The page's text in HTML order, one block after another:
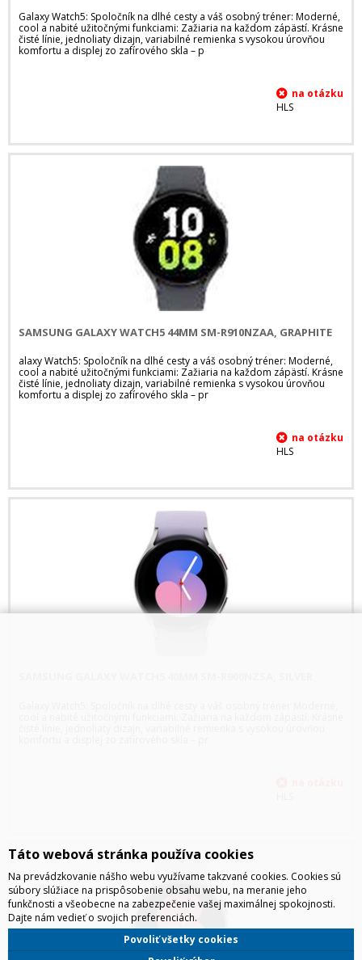
Galaxy Watch5: Spoločník na dlhé cesty a váš osobný tréner: Moderné,
cool a nabité užitočnými funkciami: Zažiaria na každom zápästí. Krásne
čisté línie, jednoliaty dizajn, variabilné remienka s vysokou úrovňou
komfortu a displej zo zafírového skla – p
HLS
SAMSUNG GALAXY WATCH5 44MM SM-R910NZAA, GRAPHITE
alaxy Watch5: Spoločník na dlhé cesty a váš osobný tréner: Moderné,
cool a nabité užitočnými funkciami: Zažiaria na každom zápästí. Krásne
čisté línie, jednoliaty dizajn, variabilné remienka s vysokou úrovňou
komfortu a displej zo zafírového skla – pr
HLS
Táto webová stránka používa cookies
Na prevádzkovanie nášho webu využívame takzvané cookies. Cookies sú
súbory slúžiace na prispôsobenie obsahu webu, na meranie jeho
funkčnosti a všeobecne na zabezpečenie vašej maximálnej spokojnosti.
Dajte nám vedieť o svojich preferenciách.
Povoliť všetky cookies